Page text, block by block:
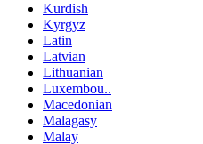
Kurdish
Kyrgyz
Latin
Latvian
Lithuanian
Luxembou..
Macedonian
Malagasy
Malay